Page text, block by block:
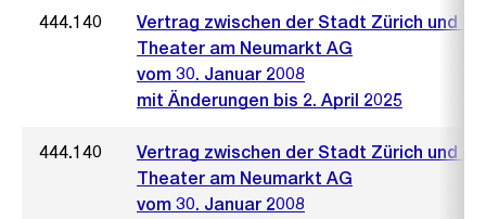
444.140
Vertrag zwischen der Stadt Zürich und
Theater am Neumarkt AG
vom 30. Januar 2008
mit Änderungen bis 2. April 2025
444.140
Vertrag zwischen der Stadt Zürich und
Theater am Neumarkt AG
vom 30. Januar 2008